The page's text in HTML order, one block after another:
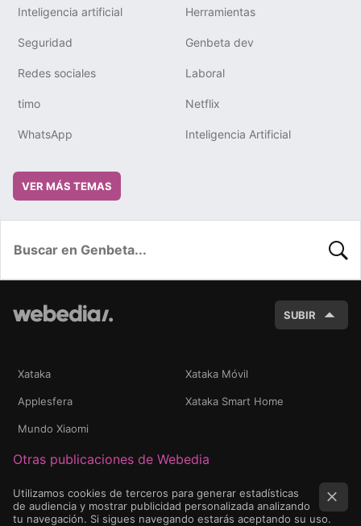
Inteligencia artificial Herramientas
Seguridad Genbeta dev
Redes sociales Laboral
timo Netflix
WhatsApp Inteligencia Artificial
VER MÁS TEMAS
SUBIR
Xataka Xataka Móvil
Applesfera Xataka Smart Home
Mundo Xiaomi
Otras publicaciones de Webedia
Utilizamos cookies de terceros para generar estadísticas
de audiencia y mostrar publicidad personalizada analizando
tu navegación. Si sigues navegando estarás aceptando su uso.